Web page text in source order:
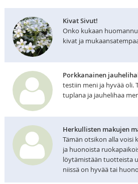
Kivat Sivut!
Onko kukaan
kivat ja
Porkkanainen
testiin meni ja hyvää oli.
tuplana ja jauhelihaa
Herkullisten makujen
Tämän otsikon alla voisi
ja huonoista
löytämistään tuotteista
niissä on hyvää tai